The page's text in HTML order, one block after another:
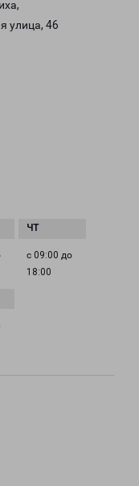
улица, 46
с 09:00 до
18:00